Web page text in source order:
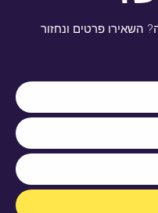
השאירו פרטים ונחזור